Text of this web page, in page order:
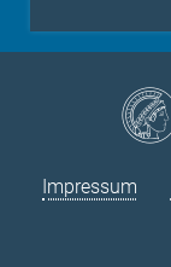
Impressum